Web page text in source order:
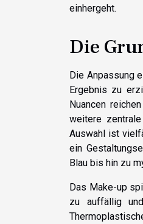
einhergeht.
Die
Die Anpassung
Ergebnis zu
Nuancen
weitere
Auswahl ist
ein
Blau bis hin zu
Das Make-up
zu auffällig